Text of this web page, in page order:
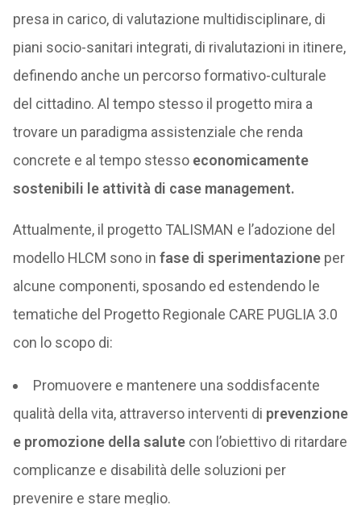
presa in carico, di valutazione multidisciplinare, di
piani socio-sanitari integrati, di rivalutazioni in itinere,
definendo anche un percorso formativo-culturale
del cittadino. Al tempo stesso il progetto mira a
trovare un paradigma assistenziale che renda
concrete e al tempo stesso economicamente
sostenibili le attività di case management.
Attualmente, il progetto TALISMAN e l’adozione del
modello HLCM sono in fase di sperimentazioneper
alcune componenti, sposando ed estendendo le
tematiche del Progetto Regionale CARE PUGLIA 3.0
con lo scopo di:
Promuovere e mantenere una soddisfacente
qualità della vita, attraverso interventi di prevenzione
e promozione della salutecon l’obiettivo di ritardare
complicanze e disabilità delle soluzioni per
prevenire e stare meglio.